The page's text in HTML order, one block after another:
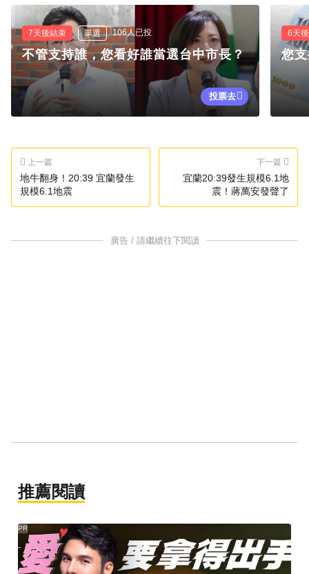
7天後結束 單選 106人已投
不管支持誰，您看好誰當選台中市長？
投票去
6天
您
上一篇
地牛翻身！20:39 宜蘭發生
規模6.1地震
下一篇
宜蘭20:39發生規模6.1地
震！蔣萬安發聲了
廣告 / 請繼續往下閱讀
推薦閱讀
PR